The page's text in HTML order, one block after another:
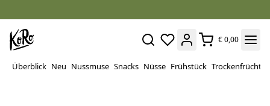
€ 0,00
Überblick Neu Nussmuse Snacks Nüsse Frühstück Trockenfrüchte